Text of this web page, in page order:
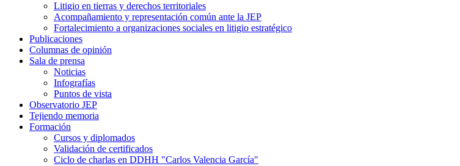
Litigio en tierras y derechos territoriales
Acompañamiento y representación común ante la JEP
Fortalecimiento a organizaciones sociales en litigio estratégico
Publicaciones
Columnas de opinión
Sala de prensa
Noticias
Infografías
Puntos de vista
Observatorio JEP
Tejiendo memoria
Formación
Cursos y diplomados
Validación de certificados
Ciclo de charlas en DDHH "Carlos Valencia García"